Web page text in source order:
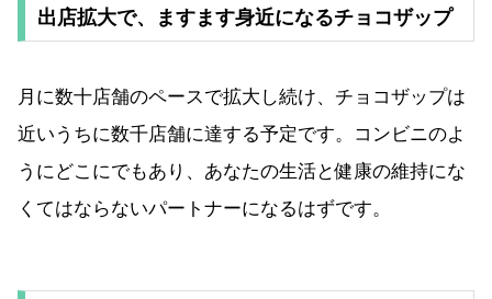
出店拡大で、ますます身近になるチョコザップ
月に数十店舗のペースで拡大し続け、チョコザップは
近いうちに数千店舗に達する予定です。コンビニのよ
うにどこにでもあり、あなたの生活と健康の維持にな
くてはならないパートナーになるはずです。